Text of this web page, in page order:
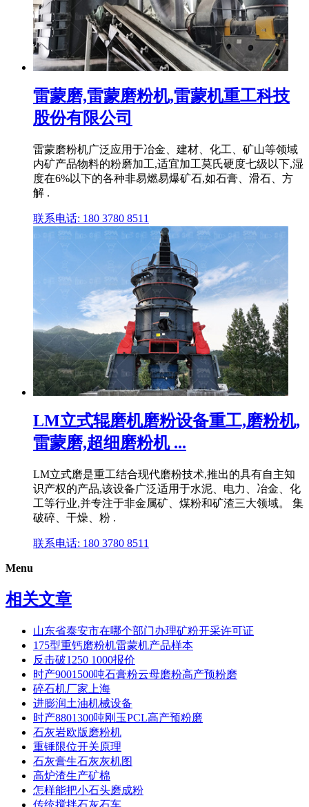
雷蒙磨,雷蒙磨粉机,雷蒙机重工科技
股份有限公司
雷蒙磨粉机广泛应用于冶金、建材、化工、矿山等领域
内矿产品物料的粉磨加工,适宜加工莫氏硬度七级以下,湿
度在6%以下的各种非易燃易爆矿石,如石膏、滑石、方
解 .
联系电话: 180 3780 8511
LM立式辊磨机磨粉设备重工,磨粉机,
雷蒙磨,超细磨粉机 ...
LM立式磨是重工结合现代磨粉技术,推出的具有自主知
识产权的产品,该设备广泛适用于水泥、电力、冶金、化
工等行业,并专注于非金属矿、煤粉和矿渣三大领域。 集
破碎、干燥、粉 .
联系电话: 180 3780 8511
Menu
相关文章
山东省泰安市在哪个部门办理矿粉开采许可证
175型重钙磨粉机雷蒙机产品样本
反击破1250 1000报价
时产9001500吨石膏粉云母磨粉高产预粉磨
碎石机厂家上海
进膨润土油机械设备
时产8801300吨刚玉PCL高产预粉磨
石灰岩欧版磨粉机
重锤限位开关原理
石灰膏生石灰灰机图
高炉渣生产矿棉
怎样能把小石头磨成粉
传统搅拌石灰石车